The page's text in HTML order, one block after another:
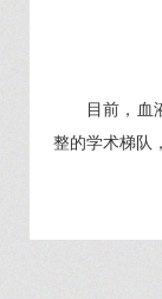
目前，血
整的学术梯队